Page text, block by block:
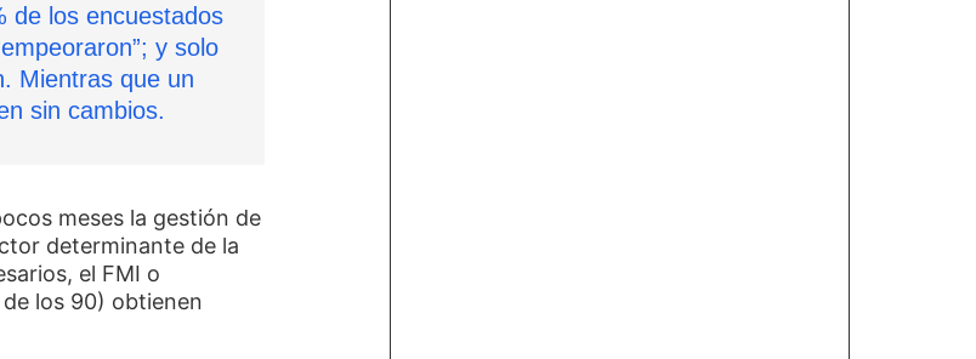
de los encuestados
y solo
Mientras que un
sin cambios.
meses la gestión de
determinante de la
el FMI o
los 90) obtienen